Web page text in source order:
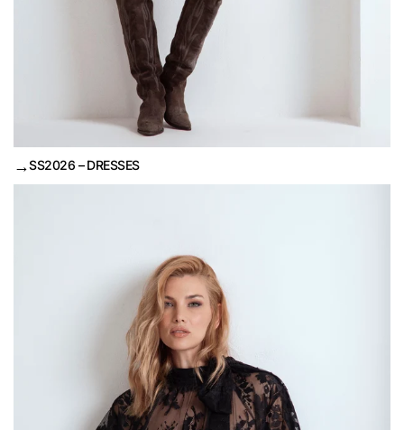
→SS2026 – DRESSES